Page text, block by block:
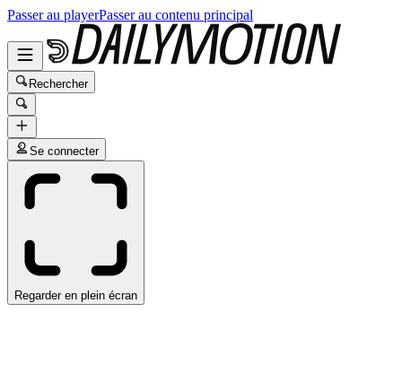
Passer au playerPasser au contenu principal
Rechercher
Se connecter
Regarder en plein écran